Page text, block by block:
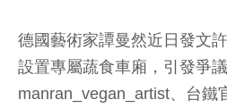
德國藝術家譚曼然近日發文
設置專屬蔬食車廂，引發爭
manran_vegan_artist、台鐵